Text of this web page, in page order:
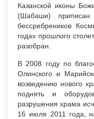
Казанской иконы
(Шабаши)
бессребреников
годах прошлого
разобран.
В 2008 году по
Олинского и
возведению нового
поднять и
разрушения храма
16 июля 2011 года,